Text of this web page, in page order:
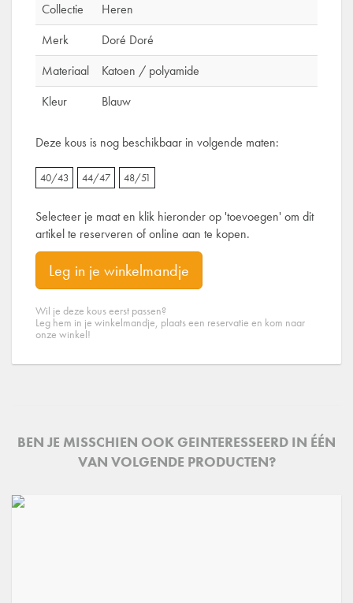
Collectie
Heren
Merk
Doré Doré
Materiaal
Katoen / polyamide
Kleur
Blauw
Deze kous is nog beschikbaar in volgende maten:
40/43 44/47 48/51
Selecteer je maat en klik hieronder op 'toevoegen' om dit
artikel te reserveren of online aan te kopen.
Leg in je winkelmandje
Wil je deze kous eerst passen?
Leg hem in je winkelmandje, plaats een reservatie en kom naar
onze winkel!
BEN JE MISSCHIEN OOK GEINTERESSEERD IN ÉÉN
VAN VOLGENDE PRODUCTEN?